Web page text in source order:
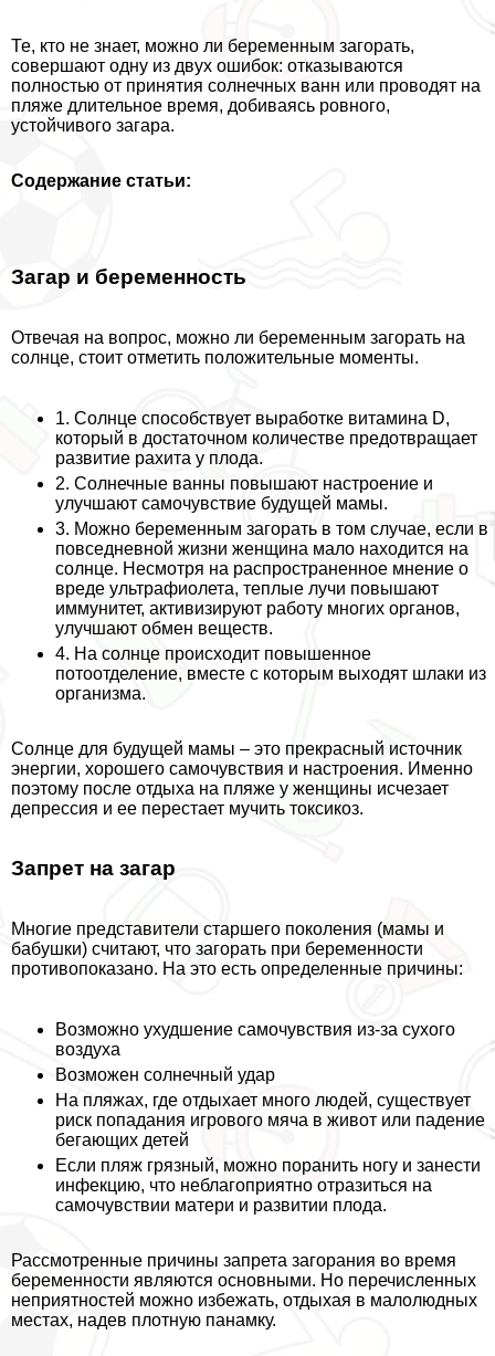
Те, кто не знает, можно ли беременным загорать,
совершают одну из двух ошибок: отказываются
полностью от принятия солнечных ванн или проводят на
пляже длительное время, добиваясь ровного,
устойчивого загара.
Содержание статьи:
Загар и беременность
Отвечая на вопрос, можно ли беременным загорать на
солнце, стоит отметить положительные моменты.
1. Солнце способствует выработке витамина D,
который в достаточном количестве предотвращает
развитие рахита у плода.
2. Солнечные ванны повышают настроение и
улучшают самочувствие будущей мамы.
3. Можно беременным загорать в том случае, если в
повседневной жизни женщина мало находится на
солнце. Несмотря на распространенное мнение о
вреде ультрафиолета, теплые лучи повышают
иммунитет, активизируют работу многих органов,
улучшают обмен веществ.
4. На солнце происходит повышенное
потоотделение, вместе с которым выходят шлаки из
организма.
Солнце для будущей мамы – это прекрасный источник
энергии, хорошего самочувствия и настроения. Именно
поэтому после отдыха на пляже у женщины исчезает
депрессия и ее перестает мучить токсикоз.
Запрет на загар
Многие представители старшего поколения (мамы и
бабушки) считают, что загорать при беременности
противопоказано. На это есть определенные причины:
Возможно ухудшение самочувствия из-за сухого
воздуха
Возможен солнечный удар
На пляжах, где отдыхает много людей, существует
риск попадания игрового мяча в живот или падение
бегающих детей
Если пляж грязный, можно поранить ногу и занести
инфекцию, что нeблагоприятно отразиться на
самочувствии матери и развитии плода.
Рассмотренные причины запрета загорания во время
беременности являются основными. Но перечисленных
неприятностей можно избежать, отдыхая в малолюдных
местах, надев плотную панамку.